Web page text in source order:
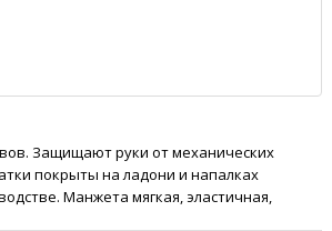
Защищают руки от механических
покрыты на ладони и напалках
Манжета мягкая, эластичная,